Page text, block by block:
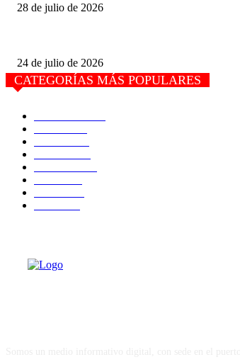
28 de julio de 2026
24 de julio de 2026
CATEGORÍAS MÁS POPULARES